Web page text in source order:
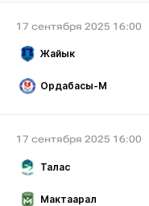
17 сентября 2025 16:00
Жайык
Ордабасы-М
17 сентября 2025 16:00
Талас
Мактаарал